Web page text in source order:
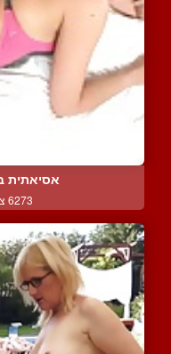
אסיאתית
6273 צפיות